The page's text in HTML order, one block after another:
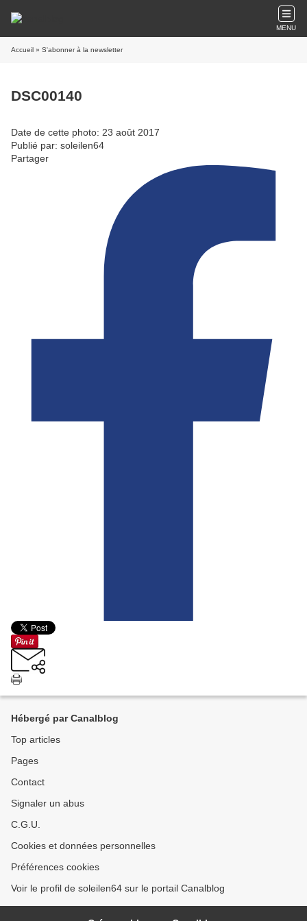
MENU
Accueil » S'abonner à la newsletter
DSC00140
Date de cette photo: 23 août 2017
Publié par: soleilen64
Partager
Hébergé par Canalblog
Top articles
Pages
Contact
Signaler un abus
C.G.U.
Cookies et données personnelles
Préférences cookies
Voir le profil de soleilen64 sur le portail Canalblog